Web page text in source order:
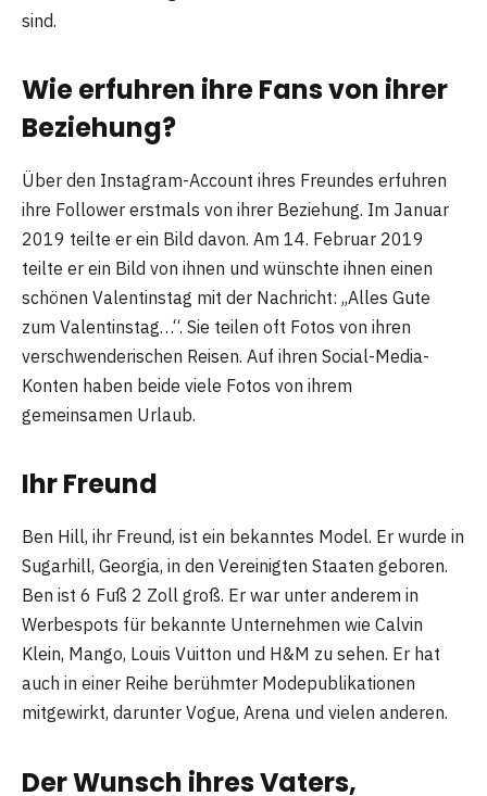
sind.
Wie erfuhren ihre Fans von ihrer
Beziehung?
Über den Instagram-Account ihres Freundes erfuhren
ihre Follower erstmals von ihrer Beziehung. Im Januar
2019 teilte er ein Bild davon. Am 14. Februar 2019
teilte er ein Bild von ihnen und wünschte ihnen einen
schönen Valentinstag mit der Nachricht: „Alles Gute
zum Valentinstag…“. Sie teilen oft Fotos von ihren
verschwenderischen Reisen. Auf ihren Social-Media-
Konten haben beide viele Fotos von ihrem
gemeinsamen Urlaub.
Ihr Freund
Ben Hill, ihr Freund, ist ein bekanntes Model. Er wurde in
Sugarhill, Georgia, in den Vereinigten Staaten geboren.
Ben ist 6 Fuß 2 Zoll groß. Er war unter anderem in
Werbespots für bekannte Unternehmen wie Calvin
Klein, Mango, Louis Vuitton und H&M zu sehen. Er hat
auch in einer Reihe berühmter Modepublikationen
mitgewirkt, darunter Vogue, Arena und vielen anderen.
Der Wunsch ihres Vaters,